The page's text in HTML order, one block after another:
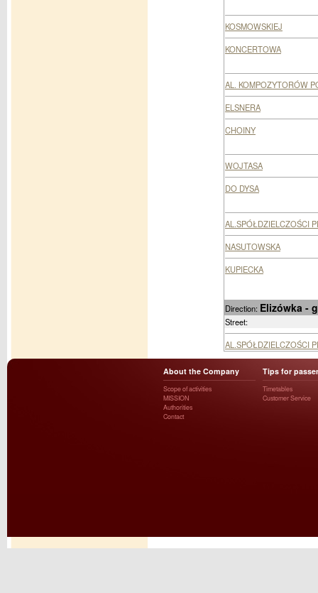
KOSMOWSKIEJ
KONCERTOWA
AL. KOMPOZYTORÓW
ELSNERA
CHOINY
WOJTASA
DO DYSA
AL.SPÓŁDZIELCZOŚCI
NASUTOWSKA
KUPIECKA
Direction: Elizówka -
Street:
AL.SPÓŁDZIELCZOŚCI
About the Company
Scope of activities
MISSION
Authorities
Contact
Tips for
Timetables
Customer Service